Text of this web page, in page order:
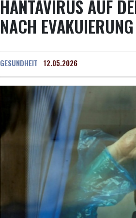
HANTAVIRUS AUF
NACH
GESUNDHEIT 12.05.2026